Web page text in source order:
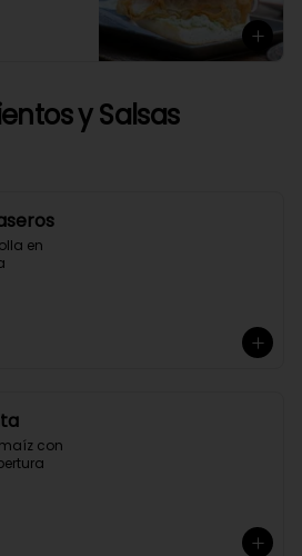
y Salsas
en
con